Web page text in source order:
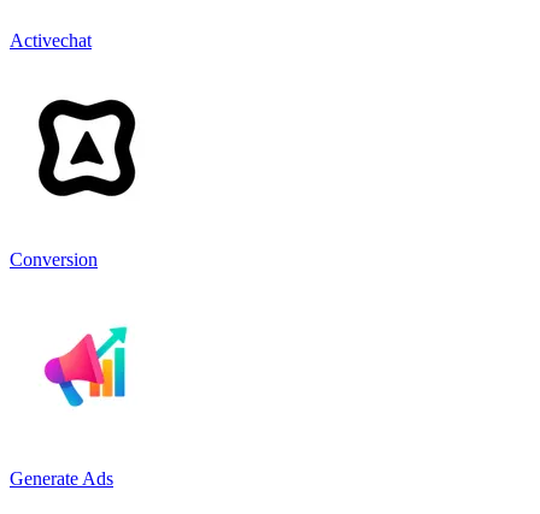
Activechat
Conversion
Generate Ads